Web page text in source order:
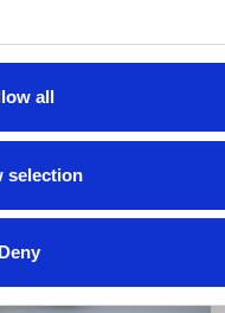
all
selection
Deny